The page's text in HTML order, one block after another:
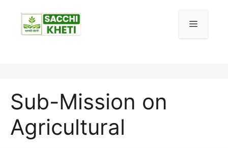
content
Menu
Sub-Mission on
Agricultural